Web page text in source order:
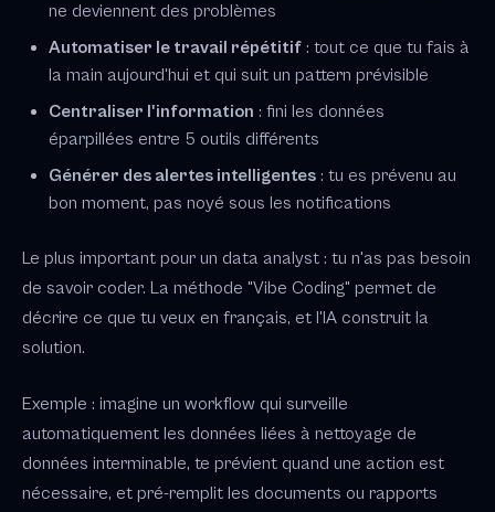
ne deviennent des problèmes
Automatiser le travail répétitif : tout ce que tu fais à
la main aujourd'hui et qui suit un pattern prévisible
Centraliser l'information : fini les données
éparpillées entre 5 outils différents
Générer des alertes intelligentes : tu es prévenu au
bon moment, pas noyé sous les notifications
Le plus important pour un data analyst : tu n'as pas besoin
de savoir coder. La méthode "Vibe Coding" permet de
décrire ce que tu veux en français, et l'IA construit la
solution.
Exemple : imagine un workflow qui surveille
automatiquement les données liées à nettoyage de
données interminable, te prévient quand une action est
nécessaire, et pré-remplit les documents ou rapports